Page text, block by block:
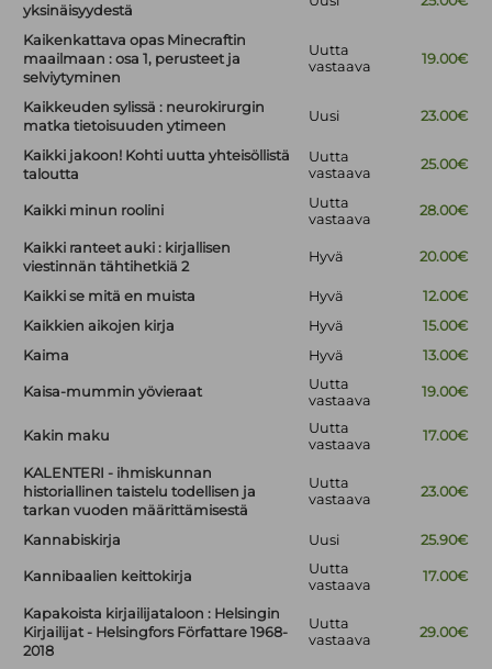
yksinäisyydestä
Kaikenkattava opas Minecraftin
maailmaan : osa 1, perusteet ja
selviytyminen
Uutta
vastaava
19.00€
Kaikkeuden sylissä : neurokirurgin
matka tietoisuuden ytimeen
Uusi 23.00€
Kaikki jakoon! Kohti uutta yhteisöllistä
taloutta
Uutta
vastaava
25.00€
Kaikki minun roolini
Uutta
vastaava
28.00€
Kaikki ranteet auki : kirjallisen
viestinnän tähtihetkiä 2
Hyvä 20.00€
Kaikki se mitä en muista Hyvä
12.00€
Kaikkien aikojen kirja
Hyvä
15.00€
Kaima
Hyvä 13.00€
Kaisa-mummin yövieraat
Uutta
vastaava
19.00€
Kakin maku
Uutta
vastaava
17.00€
KALENTERI - ihmiskunnan
historiallinen taistelu todellisen ja
tarkan vuoden määrittämisestä
Uutta
vastaava
23.00€
Kannabiskirja Uusi 25.90€
Kannibaalien keittokirja
Uutta
vastaava
17.00€
Kapakoista kirjailijataloon : Helsingin
Kirjailijat - Helsingfors Författare 1968-
2018
Uutta
vastaava
29.00€